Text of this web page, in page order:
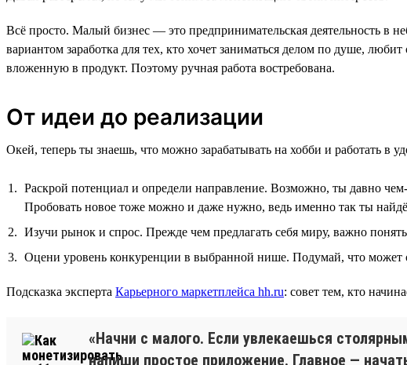
Всё просто. Малый бизнес — это предпринимательская деятельность в
вариантом заработка для тех, кто хочет заниматься делом по душе,
вложенную в продукт. Поэтому ручная работа востребована.
От идеи до реализации
Окей, теперь ты знаешь, что можно зарабатывать на хобби и работать в
Раскрой потенциал и определи направление. Возможно, ты давно
Пробовать новое тоже можно и даже нужно, ведь именно так ты
Изучи рынок и спрос. Прежде чем предлагать себя миру, важно
Оцени уровень конкуренции в выбранной нише. Подумай, что может
Подсказка эксперта Карьерного маркетплейса hh.ru: совет тем, кто
«Начни с малого. Если увлекаешься
напиши простое приложение. Главное —